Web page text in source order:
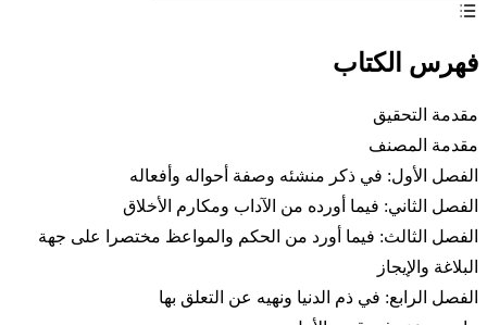
فهرس الكتاب
مقدمة التحقيق
مقدمة المصنف
الفصل الأول: في ذكر منشئه وصفة أحواله وأفعاله
الفصل الثاني: فيما أورده من الآداب ومكارم الأخلاق
الفصل الثالث: فيما أورد من الحكم والمواعظ مختصرا على جهة
البلاغة والإيجاز
الفصل الرابع: في ذم الدنيا ونهيه عن التعلق بها